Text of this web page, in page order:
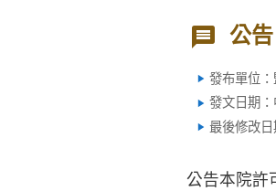
公告
發布單位
發文日期
最後修改
公告本院許